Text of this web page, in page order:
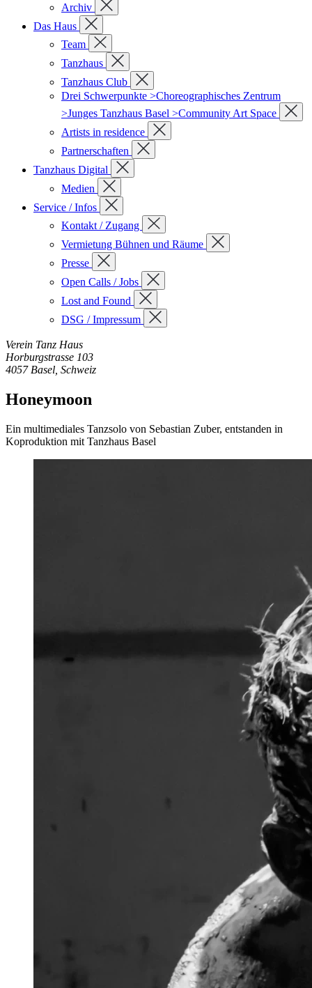
Archiv
Das Haus
Team
Tanzhaus
Tanzhaus Club
Drei Schwerpunkte >Choreographisches Zentrum
>Junges Tanzhaus Basel >Community Art Space
Artists in residence
Partnerschaften
Tanzhaus Digital
Medien
Service / Infos
Kontakt / Zugang
Vermietung Bühnen und Räume
Presse
Open Calls / Jobs
Lost and Found
DSG / Impressum
Verein Tanz Haus
Horburgstrasse 103
4057 Basel, Schweiz
Honeymoon
Ein multimediales Tanzsolo von Sebastian Zuber, entstanden in
Koproduktion mit Tanzhaus Basel